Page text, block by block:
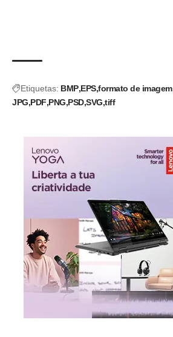
Etiquetas: BMP EPS formato de imagem
JPG PDF PNG PSD SVG tiff